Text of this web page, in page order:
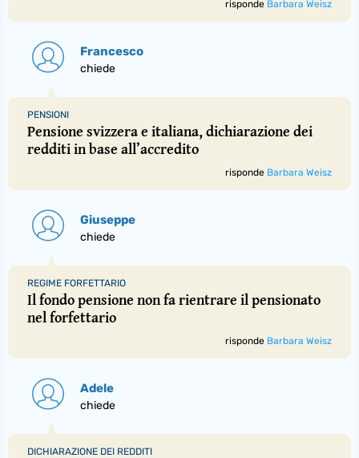
risponde Barbara Weisz
Francesco
chiede
PENSIONI
Pensione svizzera e italiana, dichiarazione dei
redditi in base all’accredito
risponde Barbara Weisz
Giuseppe
chiede
REGIME FORFETTARIO
Il fondo pensione non fa rientrare il pensionato
nel forfettario
risponde Barbara Weisz
Adele
chiede
DICHIARAZIONE DEI REDDITI